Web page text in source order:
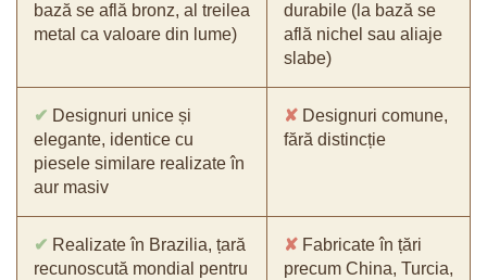
bază se află bronz, al treilea
metal ca valoare din lume)
durabile (la bază se
află nichel sau aliaje
slabe)
✔ Designuri unice și
elegante, identice cu
piesele similare realizate în
aur masiv
✘ Designuri comune,
fără distincție
✔ Realizate în Brazilia, țară
recunoscută mondial pentru
✘ Fabricate în țări
precum China, Turcia,